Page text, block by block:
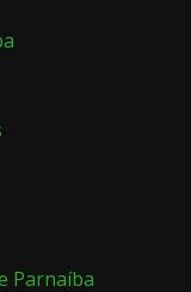
Parnaíba